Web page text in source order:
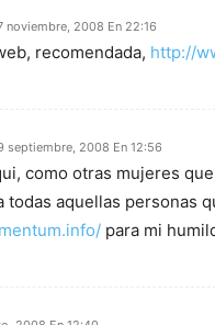
noviembre, 2008 En 22:16
recomendada, http://
septiembre, 2008 En 12:56
como otras mujeres
todas aquellas personas
para mi